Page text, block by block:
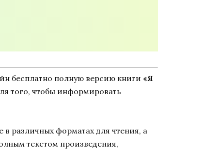
бесплатно полную версию книги «Я
того, чтобы информировать
различных форматах для чтения, а
текстом произведения,